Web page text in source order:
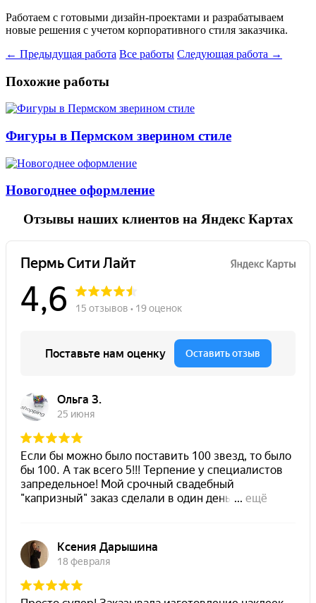
Работаем с готовыми дизайн-проектами и разрабатываем
новые решения с учетом корпоративного стиля заказчика.
← Предыдущая работа Все работы Следующая работа →
Похожие работы
Фигуры в Пермском зверином стиле
Новогоднее оформление
Отзывынаших клиентов на Яндекс Картах